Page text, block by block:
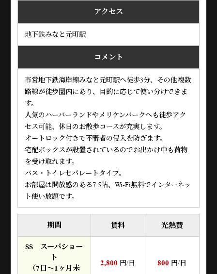
アクセス
地下鉄みなと元町駅
コメント
市営地下鉄海岸線みなと元町駅へ徒歩3分、その他複数
路線が徒歩圏内にあり、目的に応じて使い分けできま
す。
人気のハーバーランドやメリケンパークへも徒歩アク
セス可能、休日のお散歩コースが充実します。
オートロック付きで不審者の侵入を防ぎます。
宅配ボックスが設置されているのでお出かけ中も荷物
を受け取れます。
バス・トイレセパレートタイプ。
お部屋は開放感のある7.5帖、Wi-Fi無料でインターネッ
ト使い放題です。
期間 賃料 光熱費
SS スーパショー
ト
（7日～1ヶ月未
2,800 円/日 800 円/日